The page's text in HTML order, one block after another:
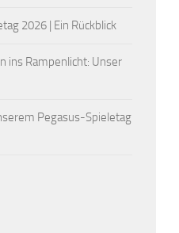
2026 | Ein Rückblick
ins Rampenlicht: Unser
Pegasus-Spieletag